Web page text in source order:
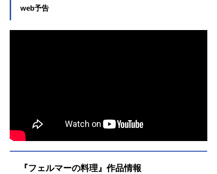
web予告
『フェルマーの料理』作品情報